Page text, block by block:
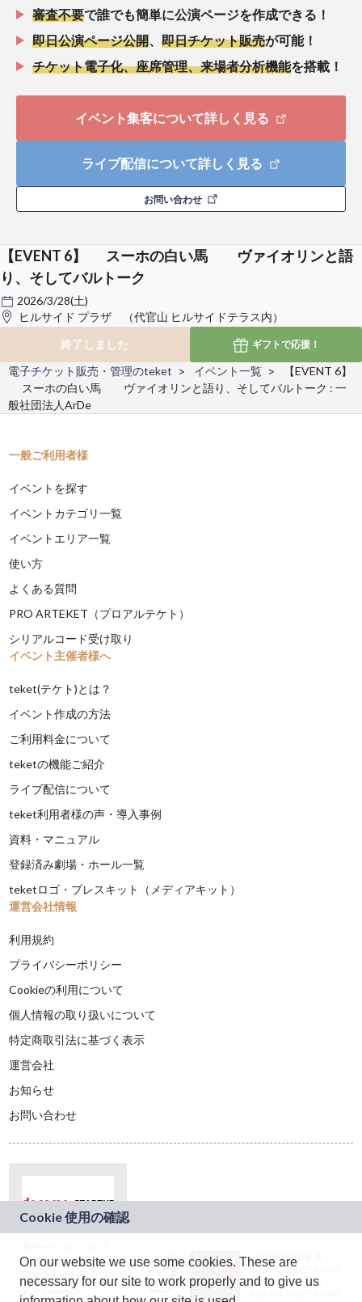
審査不要で誰でも簡単に公演ページを作成できる！
即日公演ページ公開
即日チケット販売が可能！
チケット電子化、座席管理、来場者分析機能を搭載！
イベント集客について詳しく見る
ライブ配信について詳しく見る
お問い合わせ
【EVENT 6】 スーホの白い馬 ヴァイオリンと語
り、そしてバルトーク
2026/3/28(土)
ヒルサイド プラザ （代官山 ヒルサイドテラス内）
終了しました
ギフトで応援！
電子チケット販売・管理のteket イベント一覧
【EVENT 6】
スーホの白い馬 ヴァイオリンと語り、そしてバルトーク : 一
般社団法人ArDe
一般ご利用者様
イベントを探す
イベントカテゴリ一覧
イベントエリア一覧
使い方
よくある質問
PRO ARTEKET（プロアルテケト）
シリアルコード受け取り
イベント主催者様へ
teket(テケト)とは？
イベント作成の方法
ご利用料金について
teketの機能ご紹介
ライブ配信について
teket利用者様の声・導入事例
資料・マニュアル
登録済み劇場・ホール一覧
teketロゴ・プレスキット（メディアキット）
運営会社情報
利用規約
プライバシーポリシー
Cookieの利用について
個人情報の取り扱いについて
特定商取引法に基づく表示
運営会社
お知らせ
お問い合わせ
ドコモグループの新
規事業創出プログラ
ム「docomo
JASRAC許諾番号：
9024936001Y45037
JASRAC許諾番号：
On our website we use some cookies. These are
necessary for our site to work properly and to give us